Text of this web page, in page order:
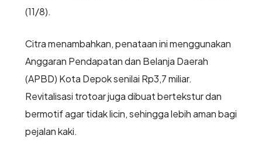
(11/8).
Citra menambahkan, penataan ini menggunakan
Anggaran Pendapatan dan Belanja Daerah
(APBD) Kota Depok senilai Rp3,7 miliar.
Revitalisasi trotoar juga dibuat bertekstur dan
bermotif agar tidak licin, sehingga lebih aman bagi
pejalan kaki.